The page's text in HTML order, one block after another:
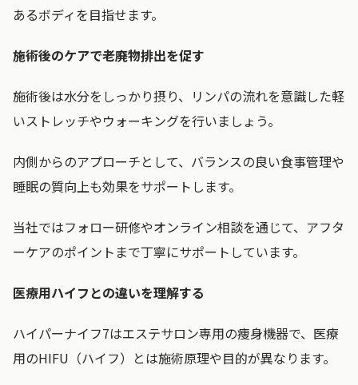
あるボディを目指せます。
施術後のケアで老廃物排出を促す
施術後は水分をしっかり摂り、リンパの流れを意識した軽
いストレッチやウォーキングを行いましょう。
内側からのアプローチとして、バランスの良い食事管理や
睡眠の質向上も効果をサポートします。
当社ではフォロー研修やオンライン相談を通じて、アフタ
ーケアのポイントまで丁寧にサポートしています。
医療用ハイフとの違いを理解する
ハイパーナイフ7はエステサロン専用の痩身機器で、医療
用のHIFU（ハイフ）とは施術原理や目的が異なります。